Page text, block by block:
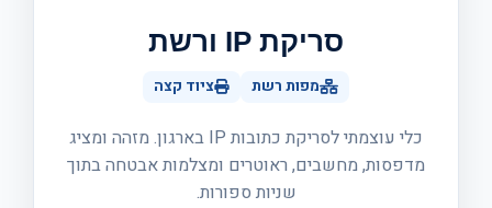
סריקת IP ורשת
מפות רשת ציוד קצה
כלי עוצמתי לסריקת כתובות IP בארגון. מזהה ומציג
מדפסות, מחשבים, ראוטרים ומצלמות אבטחה בתוך
שניות ספורות.